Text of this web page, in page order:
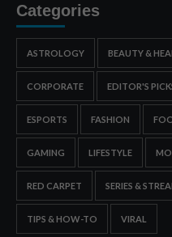
Categories
ASTROLOGY BEAUTY &
CORPORATE EDITOR'S
ESPORTS FASHION
GAMING LIFESTYLE
RED CARPET SERIES &
TIPS & HOW-TO VIRAL